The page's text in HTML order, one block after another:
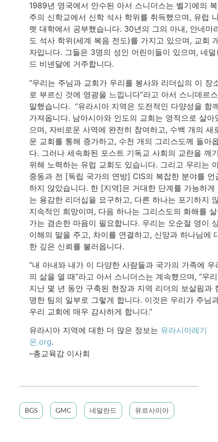
1989년 영국에서 안수된 아서 스니더스는 벨기에의
주의 신학교에서 신학 석사 학위를 취득했으며, 유럽
렛 대학에서 공부했습니다. 30년의 그의 아내, 안네마
도 석사 학위(세계 복음 전도)를 가지고 있으며, 교회
자입니다. 그들은 3명의 성인 어린이들이 있으며, 네덜
드 비넨달에 거주합니다.
“우리는 주님과 교회가 우리를 봉사와 리더십의 이 장
로 부르신 것에 영광을 느낍니다”라고 아서 스니데르
말했습니다. “유라시아 지역은 도전적인 다양성을 함
가져옵니다. 남아시아와 인도의 교회는 영적으로 살아
으며, 자비로운 사역에 완전히 참여하고, 수백 개의 새
운 교회를 통해 증가하고, 수천 개의 그리스도께 돌아
다. 그러나 세속화된 포스트 기독교 사회의 교란을 깨
위해 노력하는 유럽 교회도 있습니다. 그리고 우리는
중동과 전 [독립 국가의 연방] CIS의 복잡한 분야를 언
하지 않았습니다. 한 [지역]은 거대한 단계를 가능하게
는 용감한 리더십을 요구하고, 다른 하나는 포기하지
지속적인 희망이며, 다음 하나는 그리스도의 화해를
가는 겸손한 마음이 필요합니다. 우리는 오순절 영이
이해의 말을 주고, 차이를 연결하고, 신앙과 하나님에
한 깊은 신뢰를 불러옵니다.
“내 아내와 내가 이 다양한 사람들과 국가의 가족에 우
의 삶을 열 때”라고 아서 스니더스는 계속했으며, “우
지난 몇 년 동안 구축된 현장과 지역 리더의 보살핌과
명한 팀의 일부로 그렇게 합니다. 이것은 우리가 주님
우리 교회에 매우 감사하게 합니다.”
유라시아 지역에 대한 더 많은 정보는 유라시아레기
온.org.
–총교육감 이사회
BGS GMC 네덜란드 유르사이아